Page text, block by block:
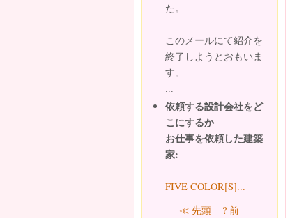
た。
このメールにて紹介を
終了しようとおもいま
す。
...
依頼する設計会社をど
こにするか
お仕事を依頼した建築
家:
FIVE COLOR[S]...
ページ≪ 先頭
? 前